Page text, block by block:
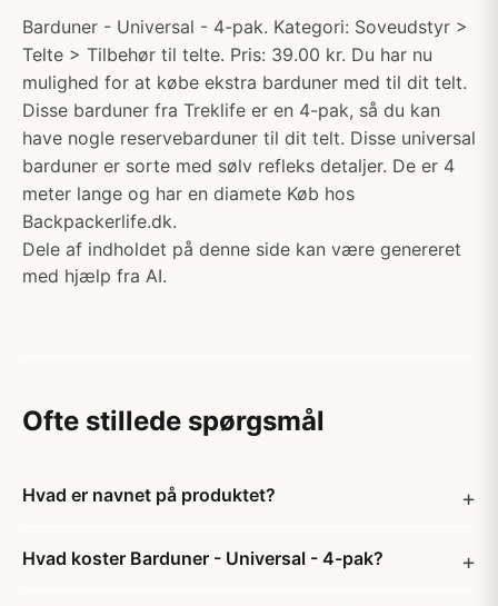
Barduner - Universal - 4-pak. Kategori: Soveudstyr >
Telte > Tilbehør til telte. Pris: 39.00 kr. Du har nu
mulighed for at købe ekstra barduner med til dit telt.
Disse barduner fra Treklife er en 4-pak, så du kan
have nogle reservebarduner til dit telt. Disse universal
barduner er sorte med sølv refleks detaljer. De er 4
meter lange og har en diamete Køb hos
Backpackerlife.dk.
Dele af indholdet på denne side kan være genereret
med hjælp fra AI.
Ofte stillede spørgsmål
Hvad er navnet på produktet?
Hvad koster Barduner - Universal - 4-pak?